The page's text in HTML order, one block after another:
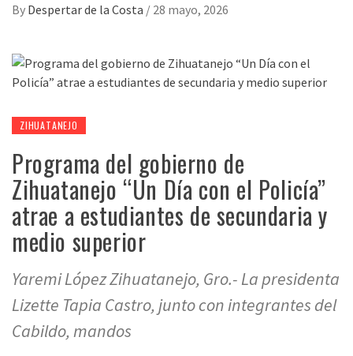
By Despertar de la Costa / 28 mayo, 2026
ZIHUATANEJO
Programa del gobierno de
Zihuatanejo “Un Día con el Policía”
atrae a estudiantes de secundaria y
medio superior
Yaremi López Zihuatanejo, Gro.- La presidenta
Lizette Tapia Castro, junto con integrantes del
Cabildo, mandos